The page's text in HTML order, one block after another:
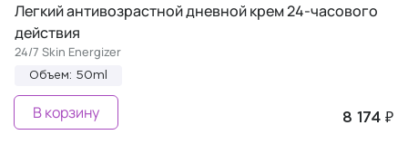
Легкий антивозрастной дневной крем 24-часового
действия
24/7 Skin Energizer
Объем: 50ml
8 174 ₽
В корзину